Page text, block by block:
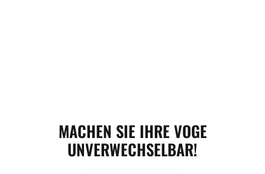
MACHEN SIE IHRE VOGE
UNVERWECHSELBAR!